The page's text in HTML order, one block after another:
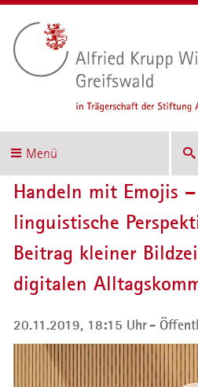
Menü
Handeln mit Emojis
linguistische
Beitrag kleiner
digitalen
20.11.2019, 18:15 Uhr